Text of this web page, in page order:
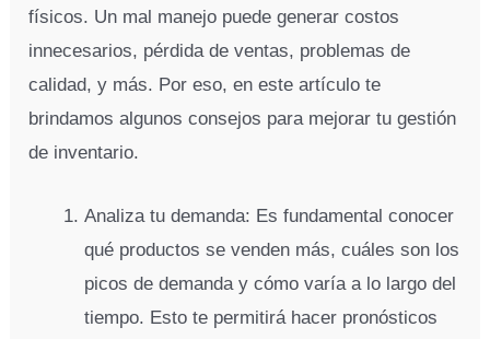
físicos. Un mal manejo puede generar costos
innecesarios, pérdida de ventas, problemas de
calidad, y más. Por eso, en este artículo te
brindamos algunos consejos para mejorar tu gestión
de inventario.
Analiza tu demanda: Es fundamental conocer
qué productos se venden más, cuáles son los
picos de demanda y cómo varía a lo largo del
tiempo. Esto te permitirá hacer pronósticos